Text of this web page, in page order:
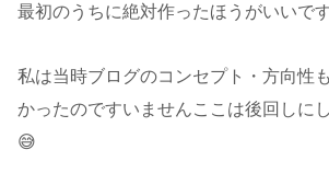
最初のうちに絶対作ったほうがいいです
私は当時ブログのコンセプト・方向性
かったのですいませんここは後回しに
😅